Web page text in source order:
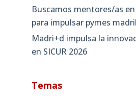
Buscamos mentores/as
para impulsar pymes
Madri+d impulsa la
en SICUR 2026
Temas